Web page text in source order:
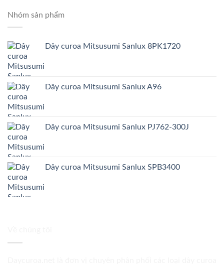
Nhóm sản phẩm
Dây curoa Mitsusumi Sanlux 8PK1720
Dây curoa Mitsusumi Sanlux A96
Dây curoa Mitsusumi Sanlux PJ762-300J
Dây curoa Mitsusumi Sanlux SPB3400